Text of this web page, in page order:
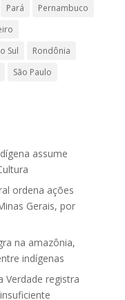
Pará
Pernambuco
Sul
Rondônia
São Paulo
assume
ordena ações
Gerais, por
na amazônia,
indígenas
Verdade registra